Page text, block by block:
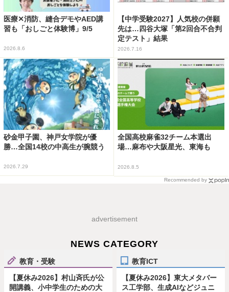
医療✕消防、縫合デモやAED講
習も「おしごと体験博」9/5
2026.8.6
【中学受験2027】人気校の併願
先は…四谷大塚「第2回合不合判
定テスト」結果
2026.7.16
砂金甲子園、神戸女学院が優
勝…全国14校の中高生が腕競う
2026.7.29
全国高校麻雀32チーム本選出
場…麻布や大阪星光、東海も
2026.8.5
Recommended by
advertisement
NEWS CATEGORY
教育・受験
【夏休み2026】村山斉氏が公
開講義、小中学生のための大
教育ICT
【夏休み2026】東大メタバー
ス工学部、生成AIなどジュニ